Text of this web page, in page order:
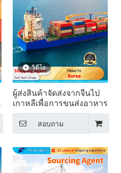
วิดีโอ
ผู้ส่งสินค้าจัดส่งจากจีนไป
เกาหลีเพื่อการขนส่งอาหาร
สอบถาม